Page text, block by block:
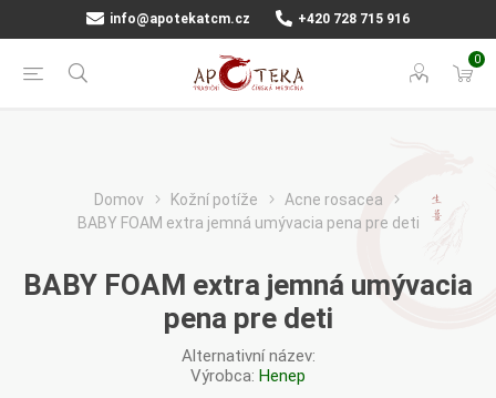
info@apotekatcm.cz +420 728 715 916
0
Domov Kožní potíže
Acne rosacea
BABY FOAM extra jemná umývacia pena pre deti
BABY FOAM extra jemná umývacia
pena pre deti
Alternativní název:
Výrobca: Henep